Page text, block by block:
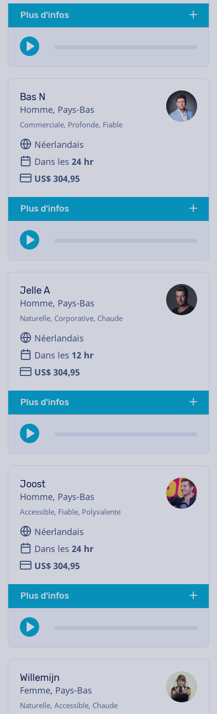
Plus d'infos
Bas N
Homme, Pays-Bas
Commerciale, Profonde, Fiable
Néerlandais
Dans les 24 hr
US$ 304,95
Plus d'infos
Jelle A
Homme, Pays-Bas
Naturelle, Corporative, Chaude
Néerlandais
Dans les 12 hr
US$ 304,95
Plus d'infos
Joost
Homme, Pays-Bas
Accessible, Fiable, Polyvalente
Néerlandais
Dans les 24 hr
US$ 304,95
Plus d'infos
Willemijn
Femme, Pays-Bas
Naturelle, Accessible, Chaude